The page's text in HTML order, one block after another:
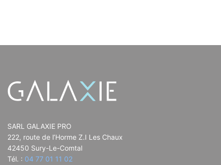
SARL GALAXIE PRO
222, route de l’Horme Z.I Les Chaux
42450 Sury-Le-Comtal
Tél. : 04 77 01 11 02